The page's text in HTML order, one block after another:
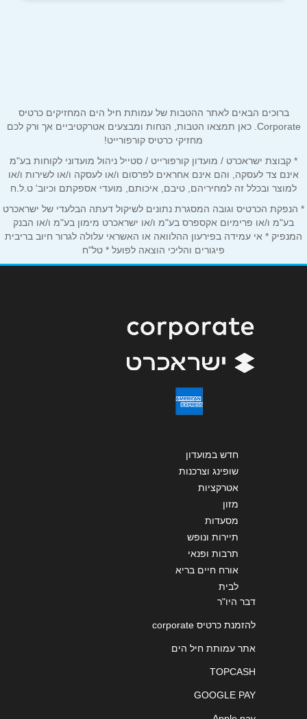
אימייל*
נושא*
אנא חזרו אלי בקשר ל...
הודעה*
שליחה
תל אביב
050-7993331
ברוכים הבאים לאתר ההטבות של עמותת חיל הים המחזיקים כרטיס
Corporate. כאן תמצאו הטבות, הנחות ומבצעים אטרקטיביים אך ורק לכם
מחזיקי כרטיס קורפורייט!
* קבוצת ישראכרט / מועדון קורפורייט / סטייל ניהול מועדוני לקוחות בע"מ
אינם צד לעסקה, והם אינם אחראים לפרסום ו/או לעסקה ו/או לשירות ו/או
למוצר ובכלל זה למחיריהם, טיבם, איכותם, מועדי אספקתם וכיוב' ט.ל.ח
* הנפקת הכרטיס וגובה המסגרת נתונים לשיקול דעתה הבלעדי של ישראכרט
בע"מ ו/או פרימיום אקספרס בע"מ ו/או ישראכרט מימון בע"מ ו/או הבנק
המנפיק * אי עמידה בפירעון ההלוואה או האשראי עלולה לגרור חיוב בריבית
פיגורים והליכי הוצאה לפועל * טל"ח
חדש במועדון
שופינג וצרכנות
אטרקציות
מזון
מסעדות
תיירות ונופש
תרבות ופנאי
אורח חיים בריא
לבית
דבר היו"ר
להזמנת כרטיס corporate
אתר עמותת חיל הים
TOPCASH
GOOGLE PAY